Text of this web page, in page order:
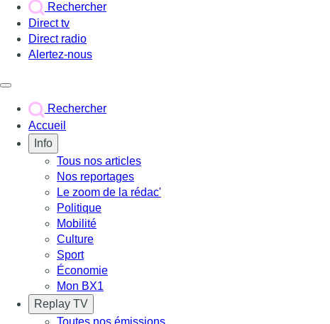
Rechercher
Direct tv
Direct radio
Alertez-nous
Rechercher
Accueil
Info
Tous nos articles
Nos reportages
Le zoom de la rédac'
Politique
Mobilité
Culture
Sport
Économie
Mon BX1
Replay TV
Toutes nos émissions